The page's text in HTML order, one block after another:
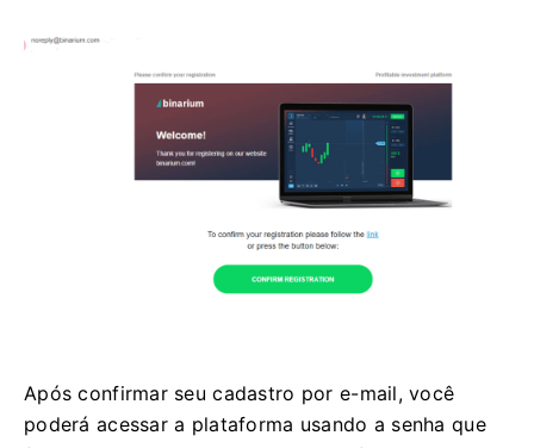
Após confirmar seu cadastro por e-mail, você
poderá acessar a plataforma usando a senha que